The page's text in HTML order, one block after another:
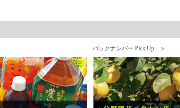
バックナンバー Pick Up ＞